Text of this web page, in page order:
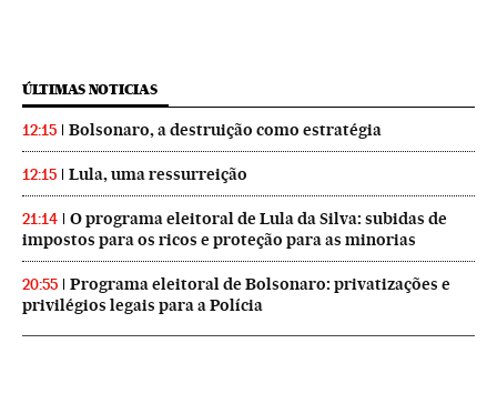
ÚLTIMAS NOTICIAS
12:15 Bolsonaro, a destruição como estratégia
12:15 Lula, uma ressurreição
21:14
O programa eleitoral de Lula da Silva: subidas de
impostos para os ricos e proteção para as minorias
20:55
Programa eleitoral de Bolsonaro: privatizações e
privilégios legais para a Polícia